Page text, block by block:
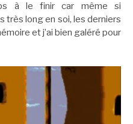
à le finir car même si
très long en soi, les derniers
et j’ai bien galéré pour